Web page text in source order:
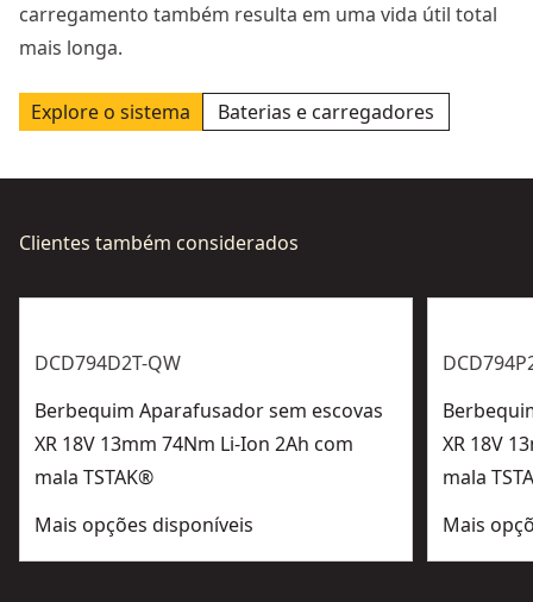
carregamento também resulta em uma vida útil total
mais longa.
Explore o sistema Baterias e carregadores
Clientes também considerados
DCD794D2T-QW
Berbequim Aparafusador sem escovas
XR 18V 13mm 74Nm Li-Ion 2Ah com
mala TSTAK®
Mais opções disponíveis
XR 18V
mala
Mais